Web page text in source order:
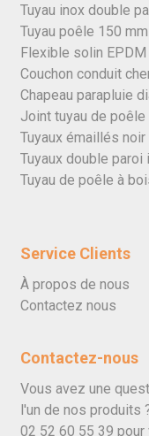
Tuyau inox double
Tuyau poêle 150
Flexible solin EPDM
Couchon conduit
Chapeau parapluie
Joint tuyau de
Tuyaux émaillés
Tuyaux double
Tuyau de poêle à
Service Clients
À propos de nous
Contactez nous
Contactez-nous
Vous avez une
l'un de nos produits
02 52 60 55 39 pour